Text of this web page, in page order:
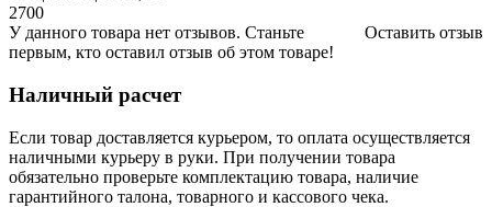
2700
Оставить отзыв
У данного товара нет отзывов. Станьте
первым, кто оставил отзыв об этом товаре!
Наличный расчет
Если товар доставляется курьером, то оплата осуществляется
наличными курьеру в руки. При получении товара
обязательно проверьте комплектацию товара, наличие
гарантийного талона, товарного и кассового чека.